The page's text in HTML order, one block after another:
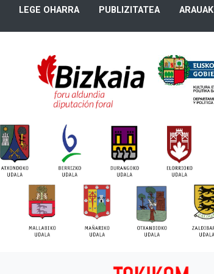
LEGE OHARRA PUBLIZITATEA ARAUAK